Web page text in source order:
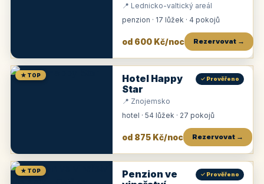
📍 Lednicko-valtický areál
penzion · 17 lůžek · 4 pokojů
od 600 Kč/noc Rezervovat →
★ TOP
Hotel Happy
Star
✓ Prověřeno
📍 Znojemsko
hotel · 54 lůžek · 27 pokojů
od 875 Kč/noc Rezervovat →
★ TOP
Penzion ve
✓ Prověřeno